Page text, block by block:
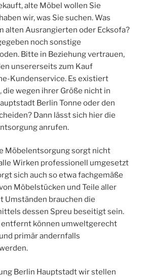
alte Möbel wollen Sie
wir, was Sie suchen. Was
alten Ausrangierten oder Ecksofa?
noch sonstige
Bitte in Beziehung vertrauen,
unsererseits zum Kauf
Kundenservice. Es existiert
die wegen ihrer Größe nicht in
Berlin Tonne oder den
Dann lässt sich hier die
anrufen.
Möbelentsorgung sorgt nicht
Wirken professionell umgesetzt
sich auch so etwa fachgemäße
Möbelstücken und Teile aller
Umständen brauchen die
dessen Spreu beseitigt sein.
können umweltgerecht
primär andernfalls
Berlin Hauptstadt wir stellen